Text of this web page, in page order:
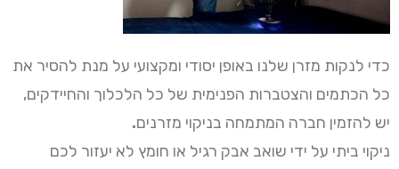
כדי לנקות מזרן שלנו באופן יסודי ומקצועי על מנת להסיר את
כל הכתמים והצטברות הפנימית של כל הלכלוך והחיידקים,
יש להזמין חברה המתמחה בניקוי מזרנים.
ניקוי ביתי על ידי שואב אבק רגיל או חומץ לא יעזור לכם